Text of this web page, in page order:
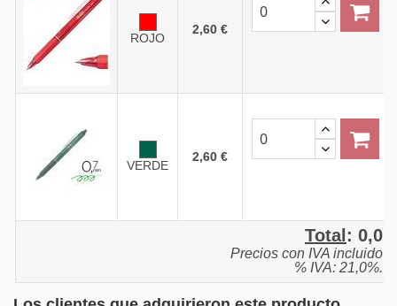
ROJO
2,60 €
VERDE
2,60 €
Total : 0,0
Precios con IVA incluido
% IVA: 21,0%.